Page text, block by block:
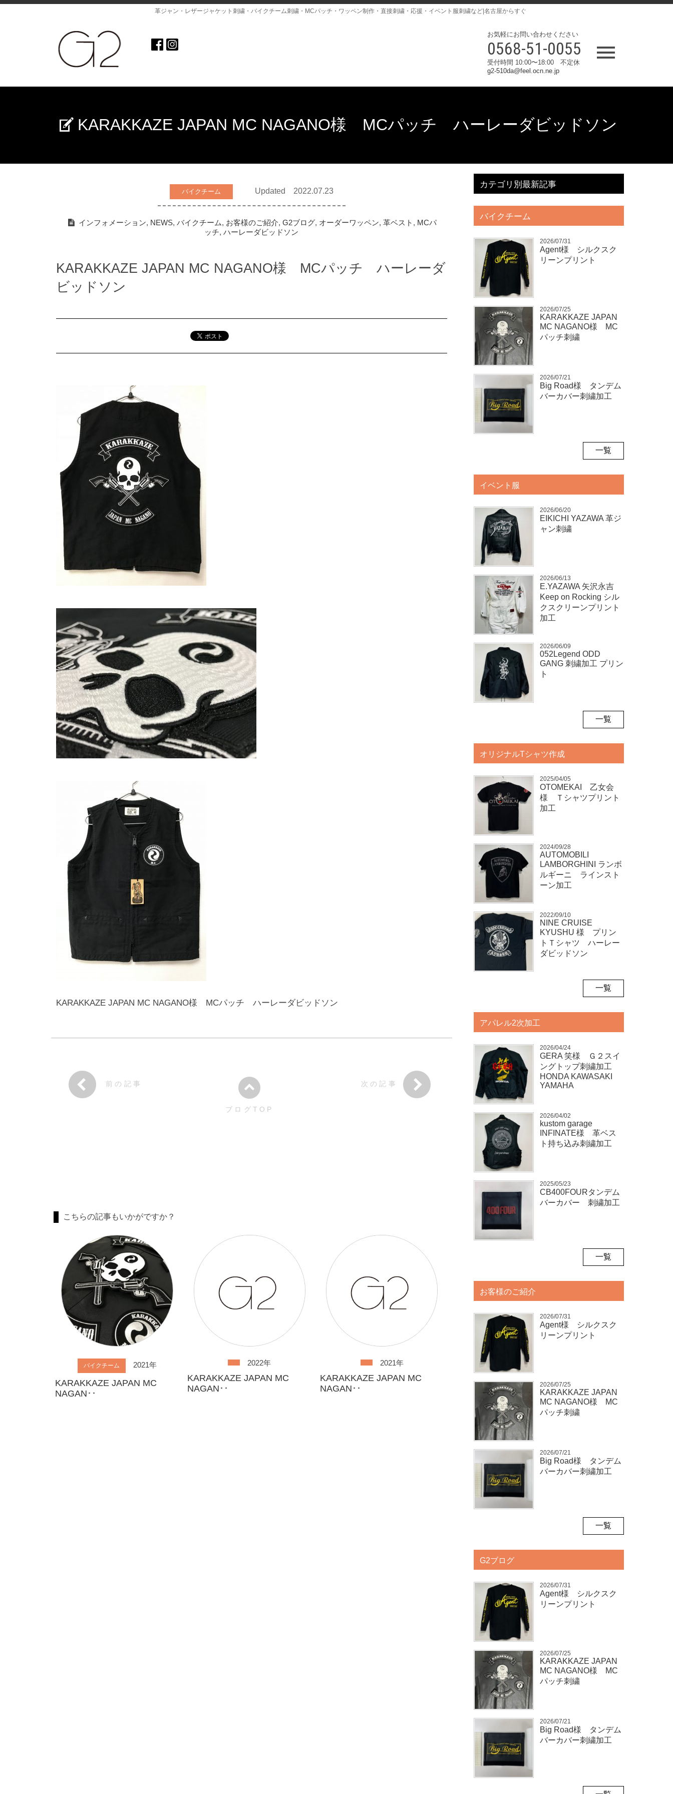
革ジャン・レザージャケット刺繍・バイクチーム刺繍・MCパッチ・ワッペン制作・直接刺繍・応援・イベント服刺繍など|名古屋からすぐ
お気軽にお問い合わせください
0568-51-0055
受付時間 10:00〜18:00 不定休
g2-510da@feel.ocn.ne.jp
KARAKKAZE JAPAN MC NAGANO様 MCパッチ ハーレーダビッドソン
バイクチーム Updated 2022.07.23
インフォメーション, NEWS,バイクチーム, お客様のご紹介,G2ブログ, オーダーワッペン,革ベスト , MCパ
ッチ,ハーレーダビッドソン
KARAKKAZE JAPAN MC NAGANO様 MCパッチ ハーレーダ
ビッドソン
KARAKKAZE JAPAN MC NAGANO様 MCパッチ ハーレーダビッドソン
前の記事
ブログTOP
次の記事
こちらの記事もいかがですか？
バイクチーム 2021年
KARAKKAZE JAPAN MC
NAGAN･･
2022年
KARAKKAZE JAPAN MC
NAGAN･･
2021年
KARAKKAZE JAPAN MC
NAGAN･･
カテゴリ別最新記事
バイクチーム
2026/07/31
Agent様 シルクスク
リーンプリント
2026/07/25
KARAKKAZE JAPAN
MC NAGANO様 MC
パッチ刺繍
2026/07/21
Big Road様 タンデム
バーカバー刺繍加工
一覧
イベント服
2026/06/20
EIKICHI YAZAWA 革ジ
ャン刺繍
2026/06/13
E.YAZAWA 矢沢永吉
Keep on Rocking シル
クスクリーンプリント
加工
2026/06/09
052Legend ODD
GANG 刺繍加工 プリン
ト
一覧
オリジナルTシャツ作成
2025/04/05
OTOMEKAI 乙女会
様 Ｔシャツプリント
加工
2024/09/28
AUTOMOBILI
LAMBORGHINI ランボ
ルギーニ ラインスト
ーン加工
2022/09/10
NINE CRUISE
KYUSHU 様 プリン
トＴシャツ ハーレー
ダビッドソン
一覧
アパレル2次加工
2026/04/24
GERA 笑様 Ｇ２スイ
ングトップ刺繍加工
HONDA KAWASAKI
YAMAHA
2026/04/02
kustom garage
INFINATE様 革ベス
ト持ち込み刺繍加工
2025/05/23
CB400FOURタンデム
バーカバー 刺繍加工
一覧
お客様のご紹介
2026/07/31
Agent様 シルクスク
リーンプリント
2026/07/25
KARAKKAZE JAPAN
MC NAGANO様 MC
パッチ刺繍
2026/07/21
Big Road様 タンデム
バーカバー刺繍加工
一覧
G2ブログ
2026/07/31
Agent様 シルクスク
リーンプリント
2026/07/25
KARAKKAZE JAPAN
MC NAGANO様 MC
パッチ刺繍
2026/07/21
Big Road様 タンデム
バーカバー刺繍加工